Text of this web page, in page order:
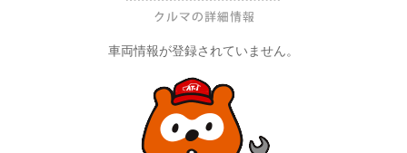
車両情報が登録されていません。